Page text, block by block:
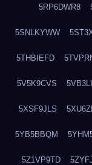
5RP6DWR8
5SNLKYWW
5THBIEFD
5V5K9CVS
5XSF9JLS
5YB5BBQM
5Z1VP9TD